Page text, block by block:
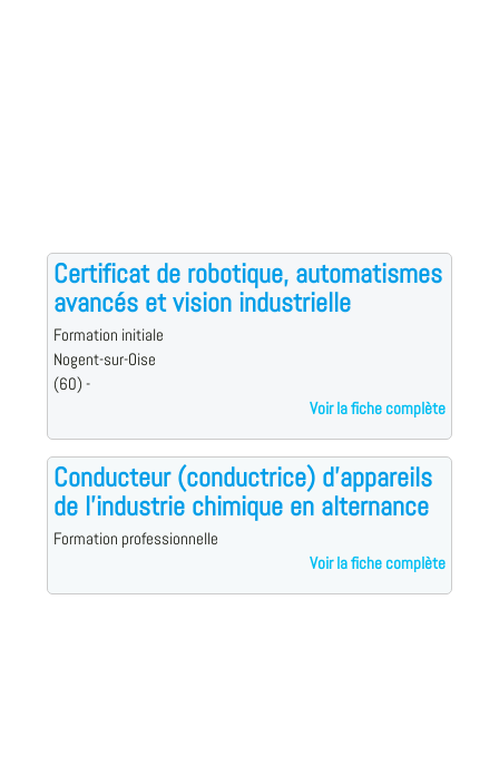
Certificat de robotique, automatismes
avancés et vision industrielle
Formation initiale
Nogent-sur-Oise
(60) -
Voir la fiche complète
Conducteur (conductrice) d'appareils
de l'industrie chimique en alternance
Formation professionnelle
Voir la fiche complète